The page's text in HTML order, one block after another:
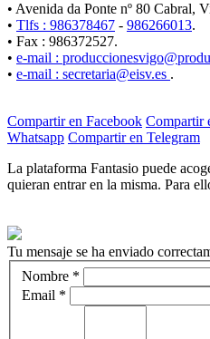
• Avenida da Ponte nº 80
• Tlfs : 986378467 - 986266013.
• Fax : 986372527.
• e-mail :
• e-mail : secretaria@eisv.es .
Compartir en Facebook Compartir
Whatsapp Compartir en Telegram
La plataforma Fantasio puede
quieran entrar en la misma. Para
Tu mensaje se ha enviado
Nombre *
Email *